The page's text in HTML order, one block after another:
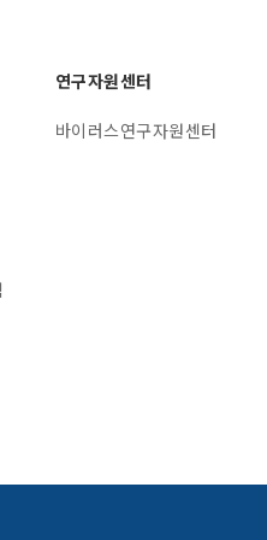
연구자원센터
바이러스연구자원센터